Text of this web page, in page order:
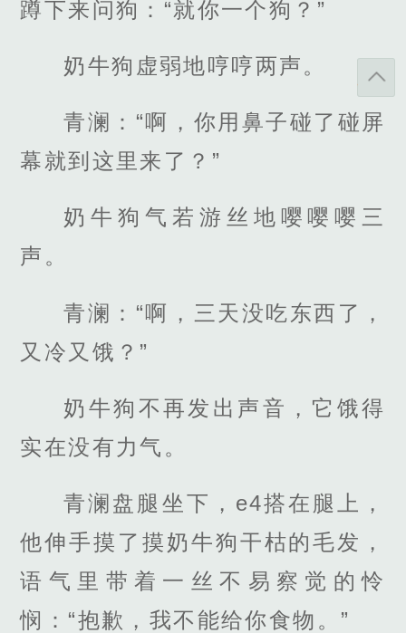
蹲下来问狗：“就你一个狗？”
奶牛狗虚弱地哼哼两声。
青澜：“啊，你用鼻子碰了碰屏
幕就到这里来了？”
奶牛狗气若游丝地嘤嘤嘤三
声。
青澜：“啊，三天没吃东西了，
又冷又饿？”
奶牛狗不再发出声音，它饿得
实在没有力气。
青澜盘腿坐下，e4搭在腿上，
他伸手摸了摸奶牛狗干枯的毛发，
语气里带着一丝不易察觉的怜
悯：“抱歉，我不能给你食物。”